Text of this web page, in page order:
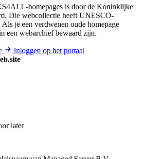
homepages is door de Koninklijke
Die webcollectie heeft UNESCO-
Als je een verdwenen oude homepage
een webarchief bewaard zijn.
Inloggen op het portaal
later